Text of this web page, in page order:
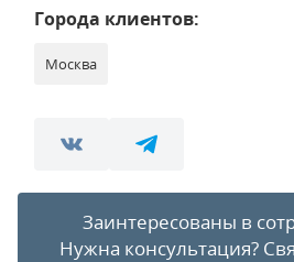
Города клиентов:
Москва
Заинтересованы в
Нужна консультация?